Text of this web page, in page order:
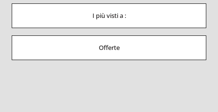
I più visti a :
Offerte